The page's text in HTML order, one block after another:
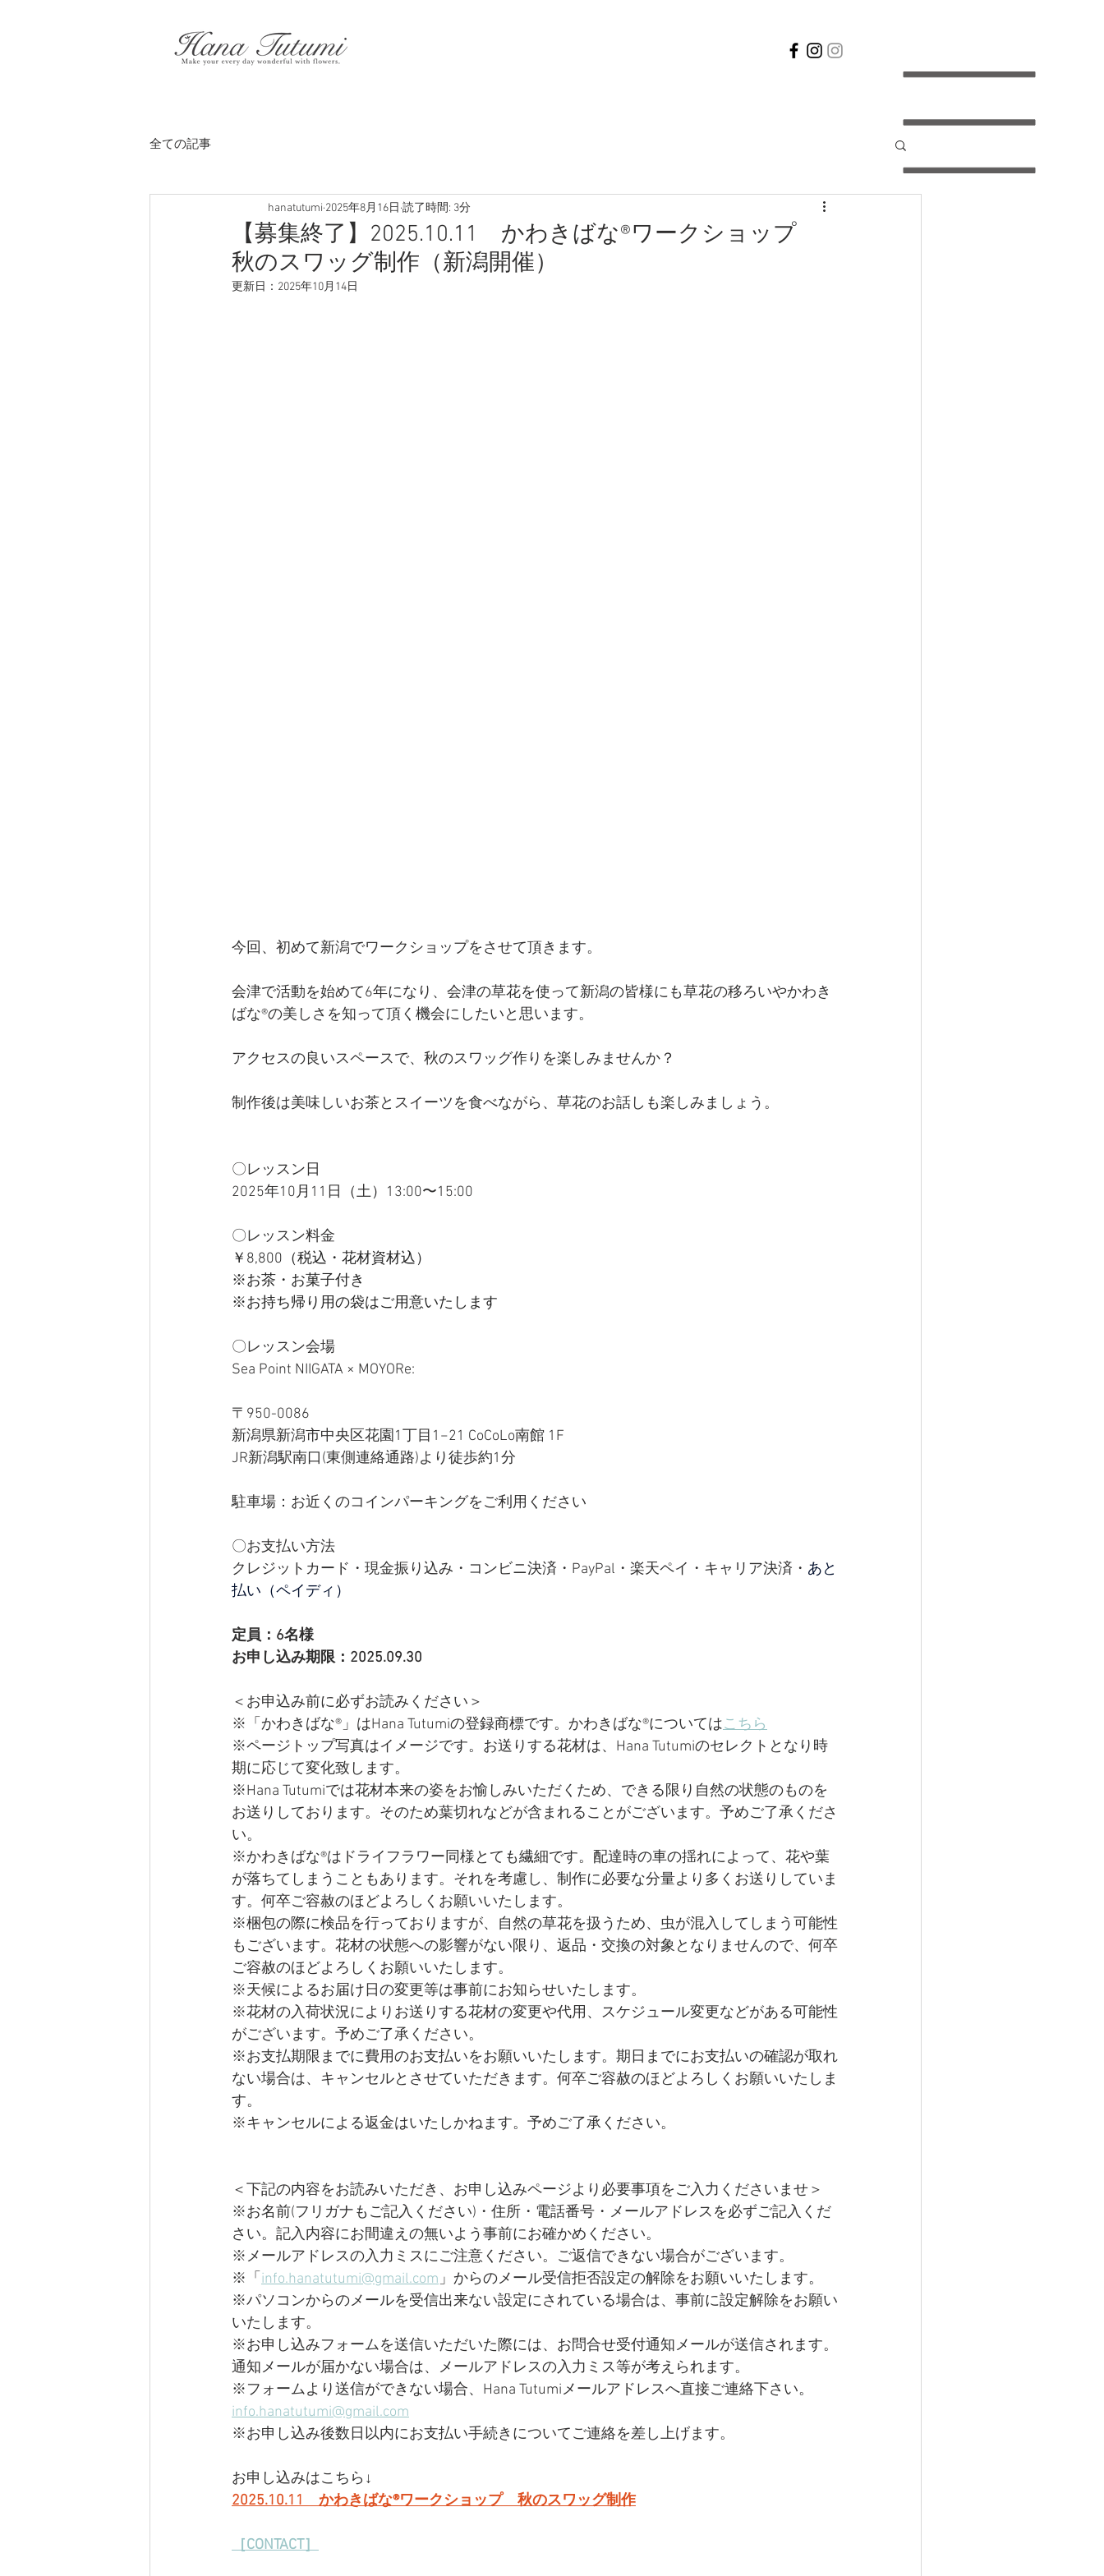
全ての記事
【募集終了】2025.10.11 かわきばな®ワークショップ
秋のスワッグ制作（新潟開催）
hanatutumi 2025年8月16日 読了時間: 3分
更新日： 2025年10月14日
今回、初めて新潟でワークショップをさせて頂きます。
会津で活動を始めて6年になり、会津の草花を使って新潟の皆様にも草花の移ろいやかわき
ばな®︎の美しさを知って頂く機会にしたいと思います。
アクセスの良いスペースで、秋のスワッグ作りを楽しみませんか？
制作後は美味しいお茶とスイーツを食べながら、草花のお話しも楽しみましょう。
〇レッスン日
2025年10月11日（土）13:00〜15:00
〇レッスン料金
￥8,800（税込・花材資材込）
※お茶・お菓子付き
※お持ち帰り用の袋はご用意いたします
〇レッスン会場
Sea Point NIIGATA × MOYORe:
〒950-0086
新潟県新潟市中央区花園1丁目1−21 CoCoLo南館 1F
JR新潟駅南口(東側連絡通路)より徒歩約1分
駐車場：お近くのコインパーキングをご利用ください
〇お支払い方法
クレジットカード・現金振り込み・コンビニ決済・PayPal・楽天ペイ・キャリア決済・ あと
払い（ペイディ）
定員：6名様
お申し込み期限：2025.09.30
＜お申込み前に必ずお読みください＞
※「かわきばな®」はHana Tutumiの登録商標です。かわきばな®についてはこちら
※ページトップ写真はイメージです。お送りする花材は、Hana Tutumiのセレクトとなり時
期に応じて変化致します。
※Hana Tutumiでは花材本来の姿をお愉しみいただくため、できる限り自然の状態のものを
お送りしております。そのため葉切れなどが含まれることがございます。予めご了承くださ
い。
※かわきばな®はドライフラワー同様とても繊細です。配達時の車の揺れによって、花や葉
が落ちてしまうこともあります。それを考慮し、制作に必要な分量より多くお送りしていま
す。何卒ご容赦のほどよろしくお願いいたします。
​※梱包の際に検品を行っておりますが、自然の草花を扱うため、虫が混入してしまう可能性
もございます。花材の状態への影響がない限り、返品・交換の対象となりませんので、何卒
ご容赦のほどよろしくお願いいたします。
※天候によるお届け日の変更等は事前にお知らせいたします。
※花材の入荷状況によりお送りする花材の変更や代用、スケジュール変更などがある可能性
がございます。予めご了承ください。
※お支払期限までに費用のお支払いをお願いいたします。期日までにお支払いの確認が取れ
ない場合は、キャンセルとさせていただきます。何卒ご容赦のほどよろしくお願いいたしま
す。
※キャンセルによる返金はいたしかねます。予めご了承ください。
＜下記の内容をお読みいただき、お申し込みページより必要事項をご入力くださいませ＞
※お名前(フリガナもご記入ください)・住所・電話番号・メールアドレスを必ずご記入くだ
さい。記入内容にお間違えの無いよう事前にお確かめください。
※メールアドレスの入力ミスにご注意ください。ご返信できない場合がございます。
※「 info.hanatutumi@gmail.com 」からのメール受信拒否設定の解除をお願いいたします。
※パソコンからのメールを受信出来ない設定にされている場合は、事前に設定解除をお願い
いたします。
※お申し込みフォームを送信いただいた際には、お問合せ受付通知メールが送信されます。
通知メールが届かない場合は、メールアドレスの入力ミス等が考えられます。
​※フォームより送信ができない場合、Hana Tutumiメールアドレスへ直接ご連絡下さい。
info.hanatutumi@gmail.com
※お申し込み後数日以内にお支払い手続きについてご連絡を差し上げます。
お申し込みはこちら↓
2025.10.11　かわきばな®ワークショップ　秋のスワッグ制作
［CONTACT］